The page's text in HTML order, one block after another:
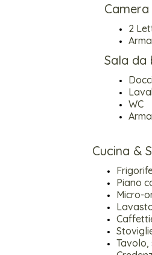
Camera
2
Sala da
WC
Cucina &
Piano
Micro-
Tavolo,